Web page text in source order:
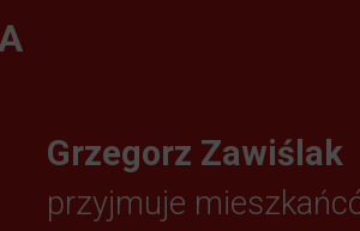
Grzegorz Zawiślak
przyjmuje